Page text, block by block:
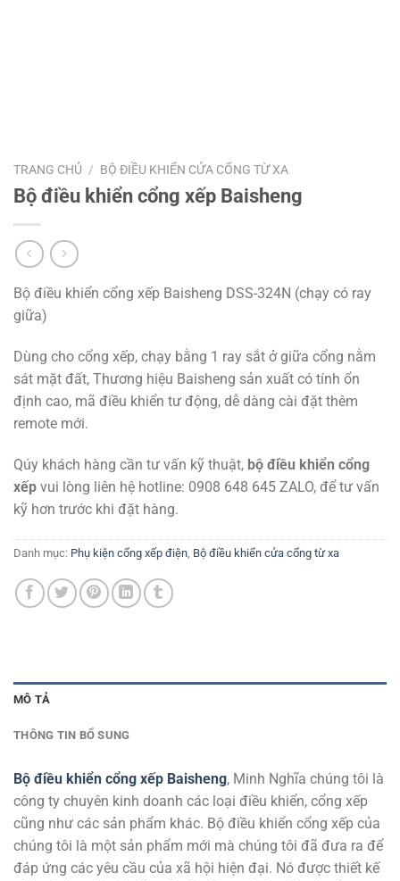
TRANG CHỦ / BỘ ĐIỀU KHIỂN CỬA CỔNG TỪ XA
Bộ điều khiển cổng xếp Baisheng
Bộ điều khiển cổng xếp Baisheng DSS-324N (chạy có ray
giữa)
Dùng cho cổng xếp, chạy bằng 1 ray sắt ở giữa cổng nằm
sát mặt đất, Thương hiệu Baisheng sản xuất có tính ổn
định cao, mã điều khiển tư động, dễ dàng cài đặt thêm
remote mới.
Qúy khách hàng cần tư vấn kỹ thuật, bộ điều khiển cổng
xếp vui lòng liên hệ hotline: 0908 648 645 ZALO, để tư vấn
kỹ hơn trước khi đặt hàng.
Danh mục: Phụ kiện cổng xếp điện Bộ điều khiển cửa cổng từ xa
MÔ TẢ
THÔNG TIN BỔ SUNG
Bộ điều khiển cổng xếp Baisheng, Minh Nghĩa chúng tôi là
công ty chuyên kinh doanh các loại điều khiển, cổng xếp
cũng như các sản phẩm khác. Bộ điều khiển cổng xếp của
chúng tôi là một sản phẩm mới mà chúng tôi đã đưa ra để
đáp ứng các yêu cầu của xã hội hiện đại. Nó được thiết kế